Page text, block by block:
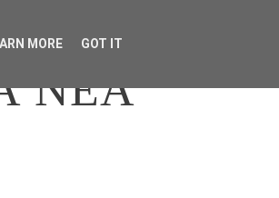
ΝΕΑ
MORE GOT IT